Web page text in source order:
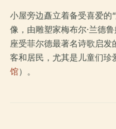
小屋旁边矗立着备受喜爱的
像，由雕塑家梅布尔·兰德
座受菲尔德最著名诗歌启
客和居民，尤其是儿童们珍
馆）。